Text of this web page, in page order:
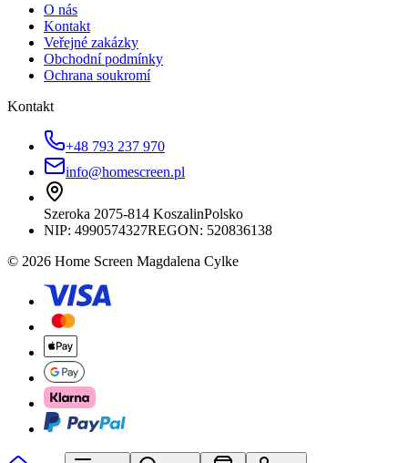
O nás
Kontakt
Veřejné zakázky
Obchodní podmínky
Ochrana soukromí
Kontakt
+48 793 237 970
info@homescreen.pl
Szeroka 2075-814 KoszalinPolsko
NIP: 4990574327REGON: 520836138
© 2026 Home Screen Magdalena Cylke